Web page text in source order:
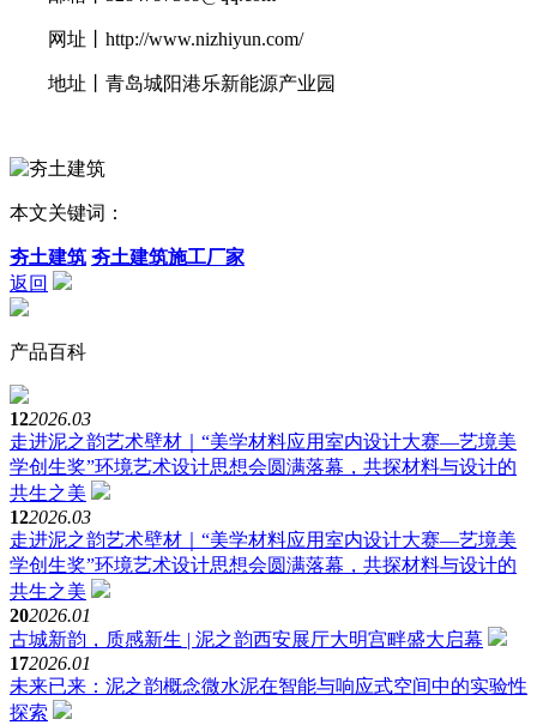
网址丨 http://www.nizhiyun.com/
地址丨青岛城阳港乐新能源产业园
本文关键词：
夯土建筑 夯土建筑施工厂家
返回
产品百科
122026.03
走进泥之韵艺术壁材｜“美学材料应用室内设计大赛—艺境美
学创生奖”环境艺术设计思想会圆满落幕，共探材料与设计的
共生之美
122026.03
走进泥之韵艺术壁材｜“美学材料应用室内设计大赛—艺境美
学创生奖”环境艺术设计思想会圆满落幕，共探材料与设计的
共生之美
202026.01
古城新韵，质感新生 | 泥之韵西安展厅大明宫畔盛大启幕
172026.01
未来已来：泥之韵概念微水泥在智能与响应式空间中的实验性
探索